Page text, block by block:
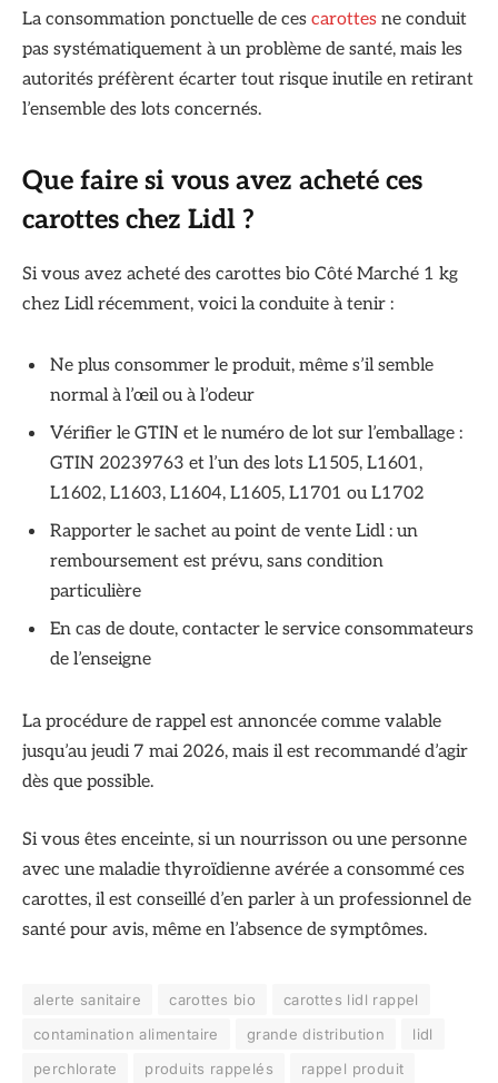
La consommation ponctuelle de ces carottes ne conduit
pas systématiquement à un problème de santé, mais les
autorités préfèrent écarter tout risque inutile en retirant
l’ensemble des lots concernés.
Que faire si vous avez acheté ces
carottes chez Lidl ?
Si vous avez acheté des carottes bio Côté Marché 1 kg
chez Lidl récemment, voici la conduite à tenir :
Ne plus consommer le produit, même s’il semble
normal à l’œil ou à l’odeur
Vérifier le GTIN et le numéro de lot sur l’emballage :
GTIN 20239763 et l’un des lots L1505, L1601,
L1602, L1603, L1604, L1605, L1701 ou L1702
Rapporter le sachet au point de vente Lidl : un
remboursement est prévu, sans condition
particulière
En cas de doute, contacter le service consommateurs
de l’enseigne
La procédure de rappel est annoncée comme valable
jusqu’au jeudi 7 mai 2026, mais il est recommandé d’agir
dès que possible.
Si vous êtes enceinte, si un nourrisson ou une personne
avec une maladie thyroïdienne avérée a consommé ces
carottes, il est conseillé d’en parler à un professionnel de
santé pour avis, même en l’absence de symptômes.
alerte sanitaire carottes bio
carottes lidl rappel
contamination alimentaire
grande distribution
lidl
perchlorate
produits rappelés
rappel produit